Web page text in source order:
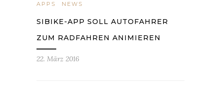
APPS NEWS
SIBIKE-APP SOLL AUTOFAHRER
ZUM RADFAHREN ANIMIEREN
22. März 2016